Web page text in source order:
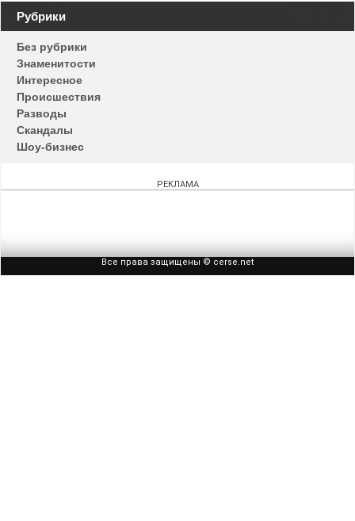
Навигация
по
записям
Рубрики
Без рубрики
Знаменитости
Интересное
Происшествия
Разводы
Скандалы
Шоу-бизнес
РЕКЛАМА
Все права защищены © cerse.net